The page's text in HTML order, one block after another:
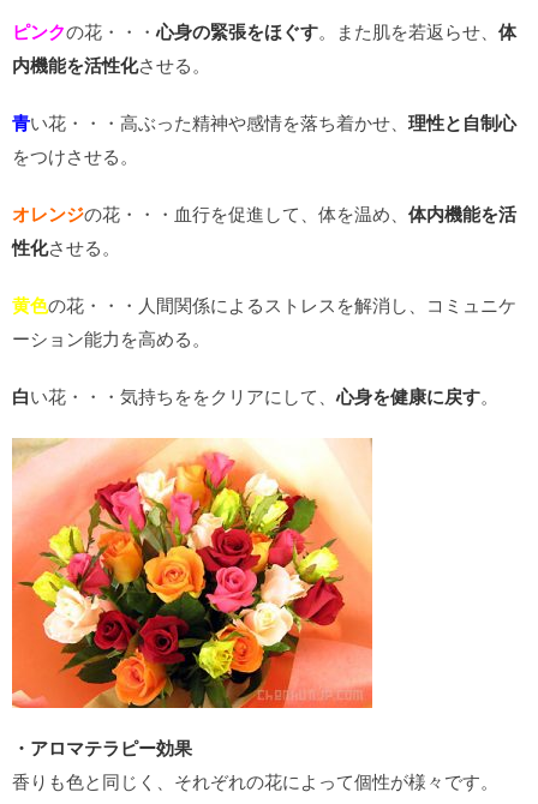
ピンクの花・・・心身の緊張をほぐす。また肌を若返らせ、 体
内機能を活性化させる。
青い花・・・高ぶった精神や感情を落ち着かせ、 理性と自制心
をつけさせる。
オレンジの花・・・血行を促進して、体を温め、 体内機能を活
性化させる。
黄色の花・・・人間関係によるストレスを解消し、コミュニケ
ーション能力を高める。
白い花・・・気持ちををクリアにして、心身を健康に戻す。
・アロマテラピー効果
香りも色と同じく、それぞれの花によって個性が様々です。